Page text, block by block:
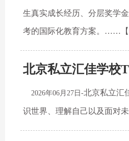
生真实成长经历、分层奖学
考的国际化教育方案。……【
北京私立汇佳学校
2026年06月27日-北京私立汇
识世界、理解自己以及面对